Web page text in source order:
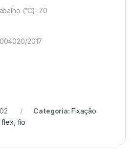
(°C): 70
2017
Categoria: Fixação
flex fio